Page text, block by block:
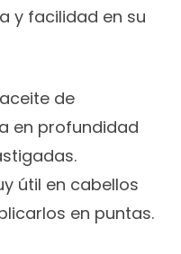
y facilidad en su
aceite de
en profundidad
útil en cabellos
en puntas.